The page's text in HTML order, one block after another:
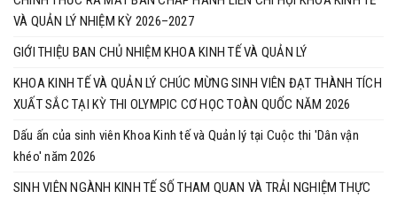
VÀ QUẢN LÝ NHIỆM KỲ 2026–2027
GIỚI THIỆU BAN CHỦ NHIỆM KHOA KINH TẾ VÀ QUẢN LÝ
KHOA KINH TẾ VÀ QUẢN LÝ CHÚC MỪNG SINH VIÊN ĐẠT THÀNH TÍCH
XUẤT SẮC TẠI KỲ THI OLYMPIC CƠ HỌC TOÀN QUỐC NĂM 2026
Dấu ấn của sinh viên Khoa Kinh tế và Quản lý tại Cuộc thi 'Dân vận
khéo' năm 2026
SINH VIÊN NGÀNH KINH TẾ SỐ THAM QUAN VÀ TRẢI NGHIỆM THỰC